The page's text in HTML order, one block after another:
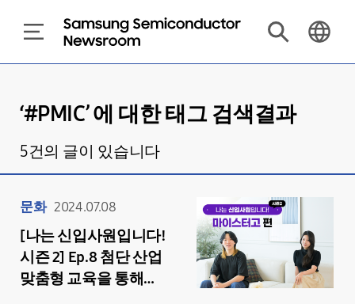
‘#PMIC’ 에 대한 태그 검색결과
5건의 글이 있습니다
문화 2024.07.08
[나는 신입사원입니다!
시즌 2] Ep.8 첨단 산업
맞춤형 교육을 통해